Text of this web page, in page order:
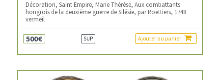
Décoration, Saint Empire, Marie Thérèse, Aux combattants
hongrois de la deuxième guerre de Silésie, par Roettiers, 1748
vermeil
500€ SUP Ajouter au panier